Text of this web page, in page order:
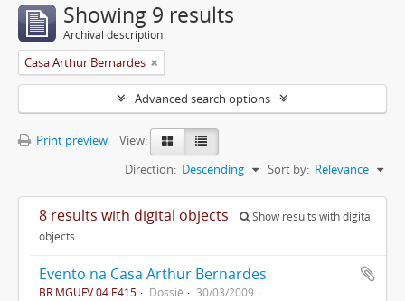
Showing 9 results
Archival description
Casa Arthur Bernardes
Advanced search options
Print preview
View:
Sort by: Relevance
Direction: Descending
8 results with digital objects
Show results with digital
objects
Evento na Casa Arthur Bernardes
BR MGUFV 04.E415 Dossiê
30/03/2009